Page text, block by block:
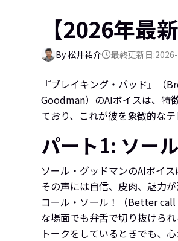
【2026年最
By 松井祐介 最終更新日
『ブレイキング・バッド』（
Goodman）のAIボイスは、特
ており、これが彼を象徴的な
パート1: ソー
ソール・グッドマンのAIボイ
その声には自信、皮肉、魅力
コール・ソール！（Better call
な場面でも弁舌で切り抜けら
トークをしているときでも、